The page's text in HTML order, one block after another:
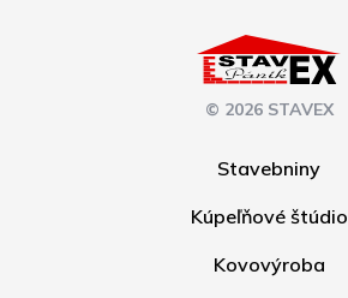
© 2026 STAVEX
Stavebniny
Kúpeľňové štúdio
Kovovýroba